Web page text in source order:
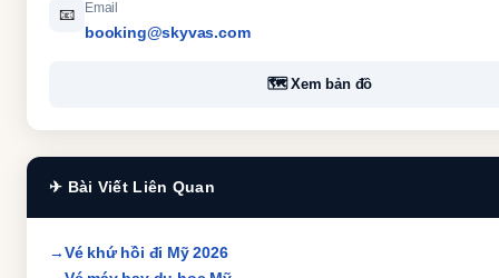
📧 Email
booking@skyvas.com
🗺 Xem bản đồ
✈ Bài Viết Liên Quan
Vé khứ hồi đi Mỹ 2026